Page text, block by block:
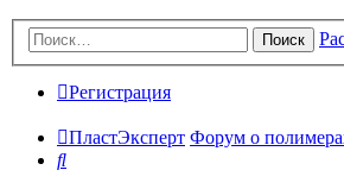
Поиск
Регистрация
ПластЭксперт Форум о
Поиск